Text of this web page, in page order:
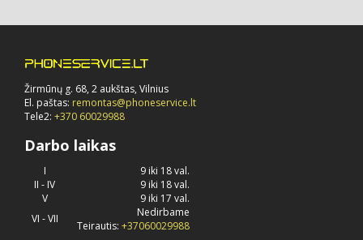
Žirmūnų g. 68, 2 aukštas, Vilnius
El. paštas: remontas@phoneservice.lt
Tele2: +370 60029988
Darbo laikas
I
9 iki 18 val.
II - IV
9 iki 18 val.
V
9 iki 17 val.
VI - VII
Nedirbame
Teirautis: +37060029988